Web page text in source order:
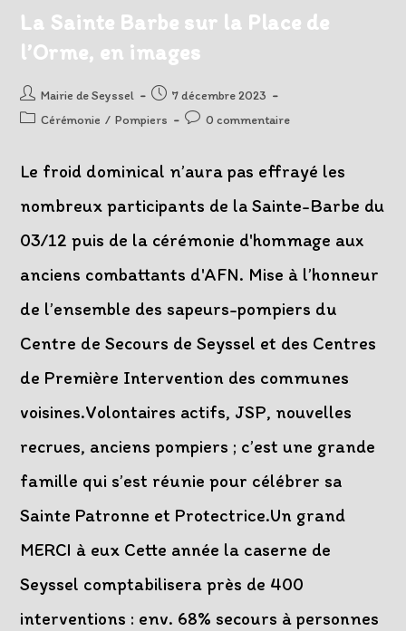
11h
La Sainte Barbe sur la Place de
l’Orme, en images
Auteur/autrice
de
Mairie de Seyssel
Post
published:
7 décembre 2023
PostCérémonie / Pompiers
Post0 commentaire
Le froid dominical n’aura pas effrayé les
nombreux participants de la Sainte-Barbe du
03/12 puis de la cérémonie d'hommage aux
anciens combattants d'AFN. Mise à l’honneur
de l’ensemble des sapeurs-pompiers du
Centre de Secours de Seyssel et des Centres
de Première Intervention des communes
voisines.Volontaires actifs, JSP, nouvelles
recrues, anciens pompiers ; c’est une grande
famille qui s’est réunie pour célébrer sa
Sainte Patronne et Protectrice.Un grand
MERCI à eux Cette année la caserne de
Seyssel comptabilisera près de 400
interventions : env. 68% secours à personnes